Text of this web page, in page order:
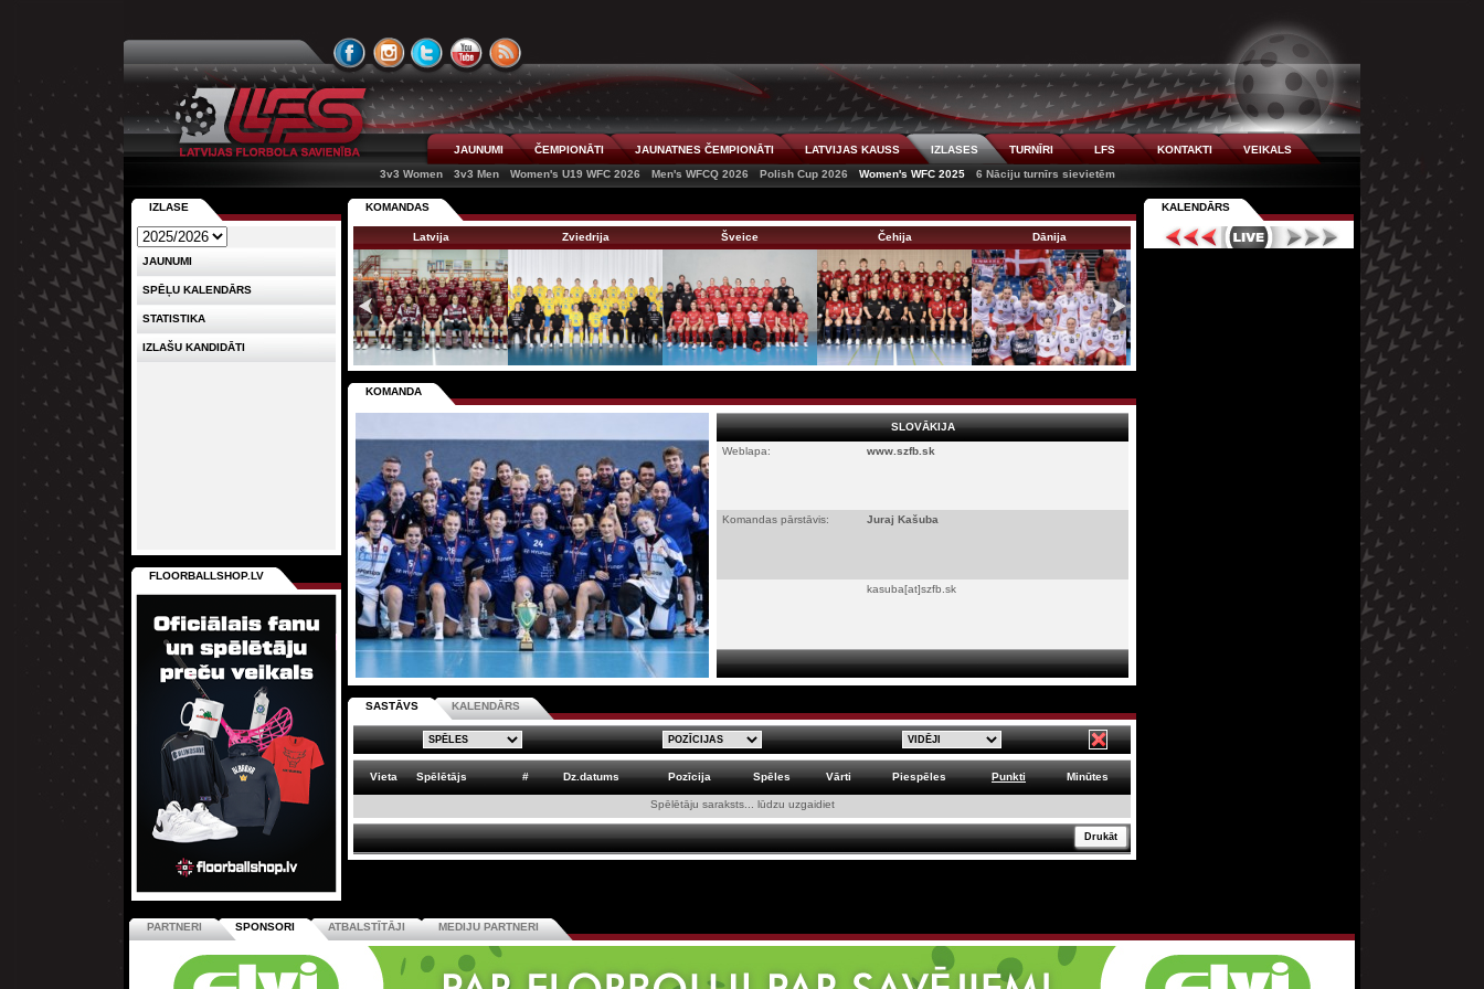
JAUNUMI ČEMPIONĀTI JAUNATNES ČEMPIONĀTI LATVIJAS KAUSS IZLASES TURNĪRI LFS KONTAKTI
VEIKALS
3v3 Women
3v3 Men Women's U19 WFC 2026 Men's WFCQ 2026 Polish Cup 2026 Women's WFC 2025 6 Nāciju turnīrs sievietēm
KOMANDAS
Latvija Zviedrija Šveice Čehija Dānija Slovākija Vācija
KOMANDA
SLOVĀKIJA
Weblapa:
www.szfb.sk
Komandas pārstāvis: Juraj Kašuba
kasuba[at]szfb.sk
SASTĀVS KALENDĀRS
Vieta Spēlētājs # Dz.datums Pozīcija Spēles Vārti Piespēles Punkti Minūtes
Spēlētāju saraksts... lūdzu uzgaidiet
Drukāt
IZLASE
JAUNUMI
SPĒĻU KALENDĀRS
STATISTIKA
IZLAŠU KANDIDĀTI
FLOORBALLSHOP.LV
KALENDĀRS
PARTNERI SPONSORI ATBALSTĪTĀJI MEDIJU PARTNERI